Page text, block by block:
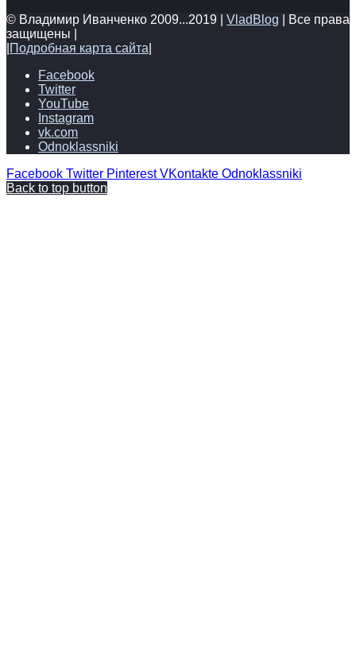
© Владимир Иванченко 2009...2019 | VladBlog | Все права
защищены |
Подробная карта сайта
Facebook
Twitter
YouTube
Instagram
vk.com
Odnoklassniki
Facebook Twitter Pinterest VKontakte Odnoklassniki
Back to top button